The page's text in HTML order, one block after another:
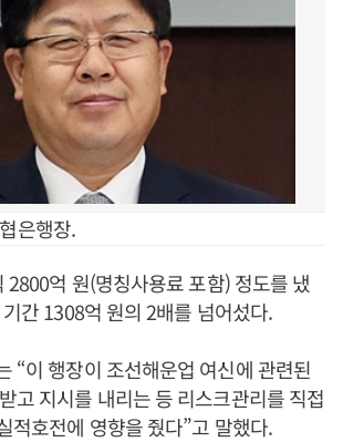
은행장.
2800억 원(명칭사용료 포함) 정도를 냈
간 1308억 원의 2배를 넘어섰다.
“이 행장이 조선해운업 여신에 관련된
고 지시를 내리는 등 리스크관리를 직접
적호전에 영향을 줬다”고 말했다.